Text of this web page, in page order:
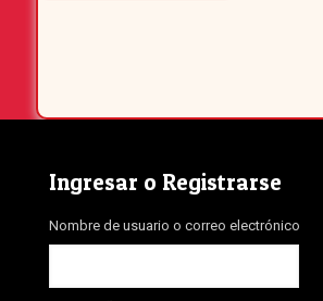
Ingresar o Registrarse
Nombre de usuario o correo electrónico